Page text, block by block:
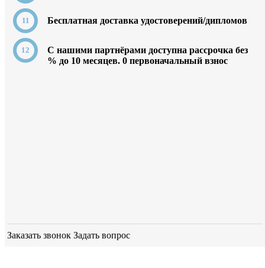
Бесплатная доставка удостоверений/дипломов
C нашими партнёрами доступна рассрочка без
% до 10 месяцев. 0первоначальный взнос
Заказать звонок Задать вопрос